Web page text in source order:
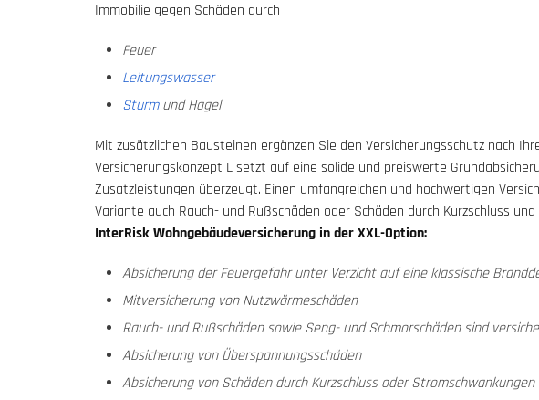
Immobilie gegen Schäden durch
Feuer
Leitungswasser
Sturmund Hagel
Mit zusätzlichen Bausteinen ergänzen Sie den Versicherungsschutz nach
Versicherungskonzept L setzt auf eine solide und preiswerte
Zusatzleistungen überzeugt. Einen umfangreichen und hochwertigen
Variante auch Rauch- und Rußschäden oder Schäden durch Kurzschluss
InterRisk Wohngebäudeversicherung in der XXL-Option:
Absicherung der Feuergefahr unter Verzicht auf eine klassische
Mitversicherung von Nutzwärmeschäden
Rauch- und Rußschäden sowie Seng- und Schmorschäden sind
Absicherung von Überspannungsschäden
Absicherung von Schäden durch Kurzschluss oder Stromschwankungen